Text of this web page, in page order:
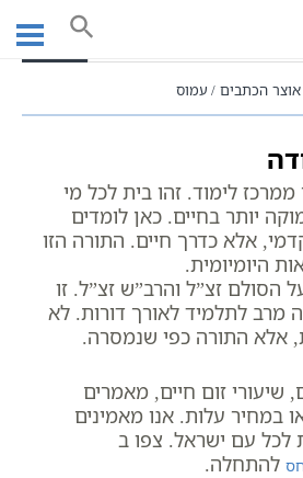
חיפוש
אוצר הכתבים עמוס
ממרכז לימוד. זהו בית לכל מי
יותר בחיים. כאן לומדים
אלא כדרך חיים. התורה הזו
היומיומית.
הסולם זצ”ל והרב”ש זצ”ל. זו
מרב לתלמיד לאורך דורות. לא
אלא התורה כפי שנמסרה.
שיעורי זום חיים, מאמרים
במחיר עלות. אנו מאמינים
לכל עם ישראל. צפו ב
להתחלה.